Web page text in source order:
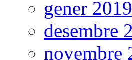
gener 2019
desembre
novembre